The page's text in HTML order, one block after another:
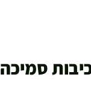
סמיכה